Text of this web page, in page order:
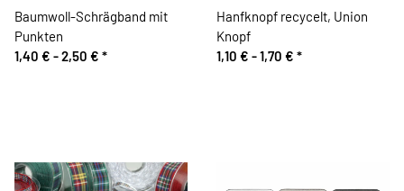
Baumwoll-Schrägband mit
Punkten
1,40 € -2,50 € *
Hanfknopf recycelt, Union
Knopf
1,10 € -1,70 € *